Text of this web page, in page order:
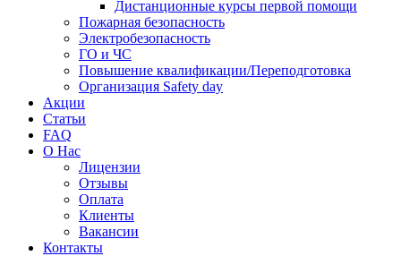
Дистанционные курсы первой помощи
Пожарная безопасность
Электробезопасность
ГО и ЧС
Повышение квалификации/Переподготовка
Организация Safety day
Акции
Статьи
FAQ
О Нас
Лицензии
Отзывы
Оплата
Клиенты
Вакансии
Контакты